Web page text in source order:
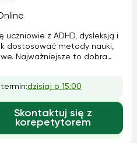
z ADHD, dysleksją i
dostosować metody nauki,
Najważniejsze to dobra
podejściem każdy może
pracować nad matematyką
dzisiaj o 15:00
Skontaktuj się z
korepetytorem